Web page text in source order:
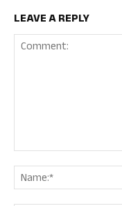
LEAVE A REPLY